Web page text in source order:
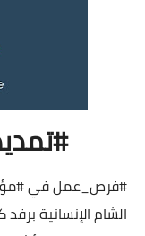
#فرص_عملفي
الشام الإنسانية